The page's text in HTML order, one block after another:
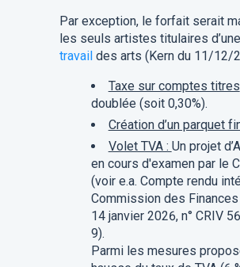
Par exception, le forfait serait
les seuls artistes titulaires
travaildes arts (Kern du 11/12/
Taxe sur comptes titres
doublée (soit 0,30%).
Création d’un parquet
Volet TVA : Un projet
en cours d'examen par le
(voir e.a. Compte rendu
Commission des Finances
14 janvier 2026, n° CRIV
9).
Parmi les mesures